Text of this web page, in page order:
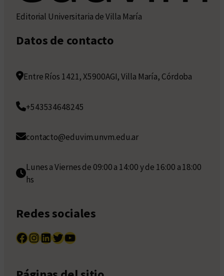
Editorial Universitaria de Villa María
Datos de contacto
Entre Ríos 1421, X5900AGI, Villa María, Córdoba
+543534648245
contacto@eduvim.unvm.edu.ar
Lunes a Viernes de 09:00 a 14:00 y de 16:00 a 18:00
hs
Redes sociales
Facebook InstagramLinkedIn Twitter YouTube